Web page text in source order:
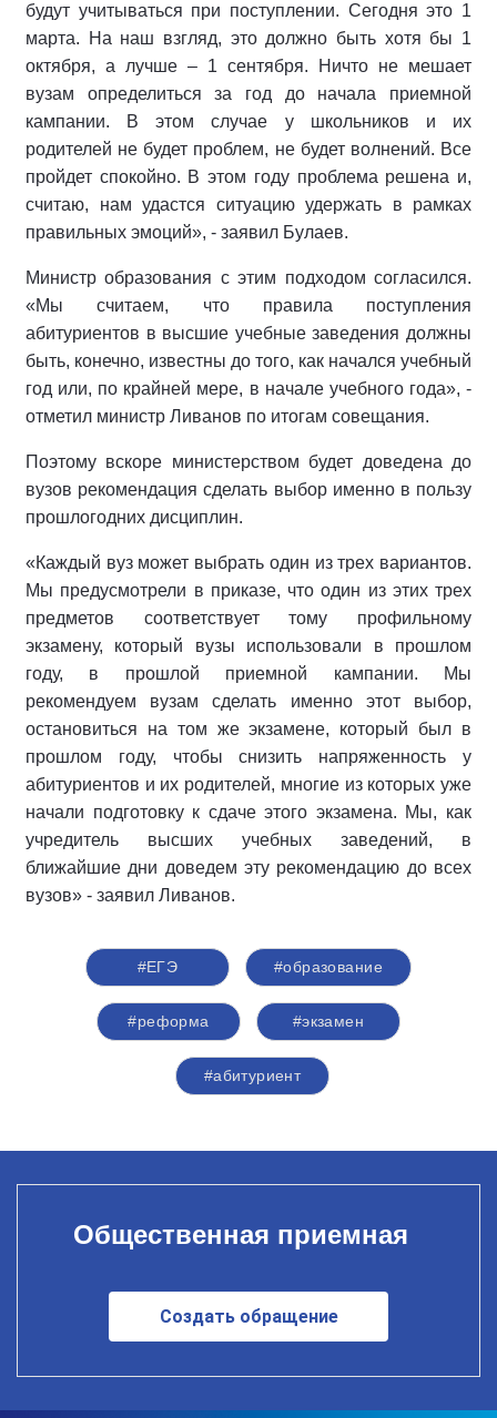
будут учитываться при поступлении. Сегодня это 1
марта. На наш взгляд, это должно быть хотя бы 1
октября, а лучше – 1 сентября. Ничто не мешает
вузам определиться за год до начала приемной
кампании. В этом случае у школьников и их
родителей не будет проблем, не будет волнений. Все
пройдет спокойно. В этом году проблема решена и,
считаю, нам удастся ситуацию удержать в рамках
правильных эмоций», - заявил Булаев.
Министр образования с этим подходом согласился.
«Мы считаем, что правила поступления
абитуриентов в высшие учебные заведения должны
быть, конечно, известны до того, как начался учебный
год или, по крайней мере, в начале учебного года», -
отметил министр Ливанов по итогам совещания.
Поэтому вскоре министерством будет доведена до
вузов рекомендация сделать выбор именно в пользу
прошлогодних дисциплин.
«Каждый вуз может выбрать один из трех вариантов.
Мы предусмотрели в приказе, что один из этих трех
предметов соответствует тому профильному
экзамену, который вузы использовали в прошлом
году, в прошлой приемной кампании. Мы
рекомендуем вузам сделать именно этот выбор,
остановиться на том же экзамене, который был в
прошлом году, чтобы снизить напряженность у
абитуриентов и их родителей, многие из которых уже
начали подготовку к сдаче этого экзамена. Мы, как
учредитель высших учебных заведений, в
ближайшие дни доведем эту рекомендацию до всех
вузов» - заявил Ливанов.
#ЕГЭ #образование
#реформа #экзамен
#абитуриент
Общественная приемная
Создать обращение